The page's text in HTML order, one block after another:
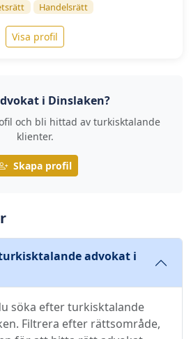
Handelsrätt
Visa profil
i Dinslaken?
och bli hittad av turkisktalande
klienter.
Skapa profil
advokat i
söka efter turkisktalande
Filtrera efter rättsområde,